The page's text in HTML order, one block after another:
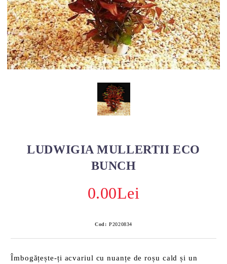
LUDWIGIA MULLERTII ECO
BUNCH
0.00Lei
Cod: P2020834
Îmbogățește-ți acvariul cu nuanțe de roșu cald și un